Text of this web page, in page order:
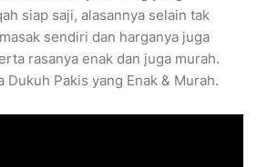
siap saji, alasannya selain tak
sendiri dan harganya juga
rasanya enak dan juga murah.
Dukuh Pakis yang Enak & Murah.